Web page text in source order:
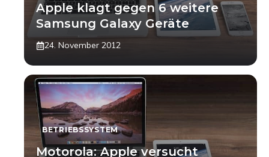
Apple klagt gegen 6 weitere
Samsung Galaxy Geräte
24. November 2012
BETRIEBSSYSTEM
Motorola: Apple versucht